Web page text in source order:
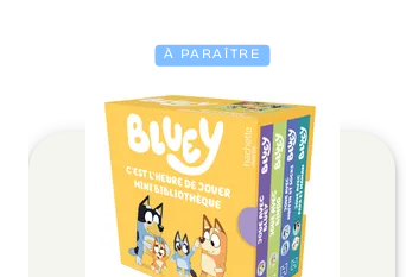
À PARAÎTRE